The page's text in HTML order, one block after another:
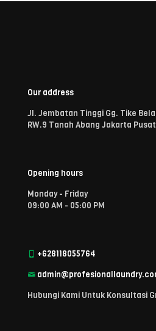
Our address
Jl. Jembatan Tinggi Gg. Tike
RW.9 Tanah Abang Jakarta
Opening hours
Monday - Friday
09:00 AM - 05:00 PM
+628118055764
Hubungi Kami Untuk Konsultasi